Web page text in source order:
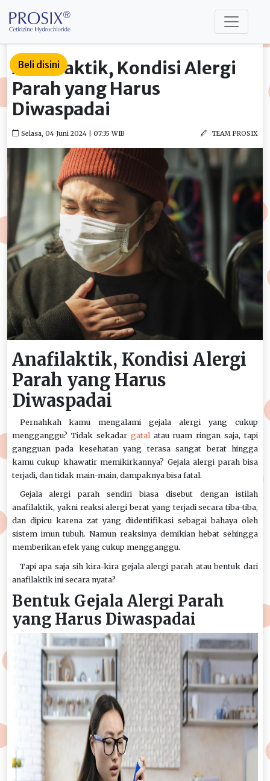
Beli disini
Anafilaktik, Kondisi Alergi
Parah yang Harus
Diwaspadai
Selasa, 04 Juni 2024 | 07:35 WIB TEAM PROSIX
Anafilaktik, Kondisi Alergi
Parah yang Harus
Diwaspadai
Pernahkah kamu mengalami gejala alergi yang cukup
mengganggu? Tidak sekadar gatalatau ruam ringan saja, tapi
gangguan pada kesehatan yang terasa sangat berat hingga
kamu cukup khawatir memikirkannya? Gejala alergi parah bisa
terjadi, dan tidak main-main, dampaknya bisa fatal.
Gejala alergi parah sendiri biasa disebut dengan istilah
anafilaktik, yakni reaksi alergi berat yang terjadi secara tiba-tiba,
dan dipicu karena zat yang diidentifikasi sebagai bahaya oleh
sistem imun tubuh. Namun reaksinya demikian hebat sehingga
memberikan efek yang cukup mengganggu.
Tapi apa saja sih kira-kira gejala alergi parah atau bentuk dari
anafilaktik ini secara nyata?
Bentuk Gejala Alergi Parah
yang Harus Diwaspadai